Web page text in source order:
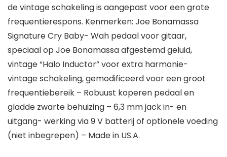
de vintage schakeling is aangepast voor een grote
frequentierespons. Kenmerken: Joe Bonamassa
Signature Cry Baby- Wah pedaal voor gitaar,
speciaal op Joe Bonamassa afgestemd geluid,
vintage “Halo Inductor” voor extra harmonie-
vintage schakeling, gemodificeerd voor een groot
frequentiebereik – Robuust koperen pedaal en
gladde zwarte behuizing – 6,3 mm jack in- en
uitgang- werking via 9 V batterij of optionele voeding
(niet inbegrepen) – Made in US.A.